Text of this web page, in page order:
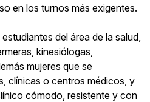
en los turnos más exigentes.
del área de la salud,
kinesiólogas,
mujeres que se
clínicas o centros médicos, y
cómodo, resistente y con